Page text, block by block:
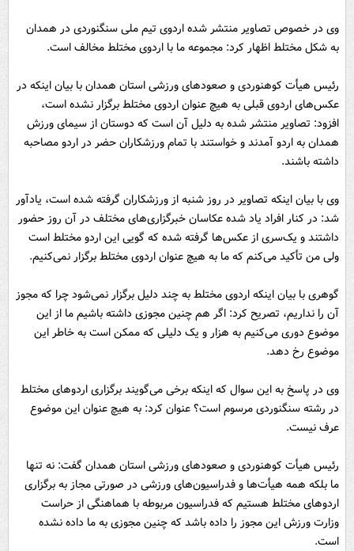
وی در خصوص تصاویر منتشر شده اردوی تیم ملی سنگنوردی در همدان
به شکل مختلط اظهار کرد: مجموعه ما با اردوی مختلط مخالف است.
رئیس هیأت کوهنوردی و صعودهای ورزشی استان همدان با بیان اینکه در
عکس‌های اردوی قبلی به هیچ عنوان اردوی مختلط برگزار نشده است،
افزود: تصاویر منتشر شده به دلیل آن است که دوستان از سیمای ورزش
همدان به اردو آمدند و خواستند با تمام ورزشکاران حضر در اردو مصاحبه
داشته باشند.
وی با بیان اینکه تصاویر در روز شنبه از ورزشکاران گرفته شده است، یادآور
شد: در کنار افراد یاد شده عکاسان خبرگزاری‌های مختلف در آن روز حضور
داشتند و یک‌سری از عکس‌ها گرفته شده که گویی این اردو مختلط است
ولی من تأکید می‌کنم که ما به هیچ عنوان اردوی مختلط برگزار نمی‌کنیم.
گوهری با بیان اینکه اردوی مختلط به چند دلیل برگزار نمی‌شود چرا که مجوز
آن را نداریم، تصریح کرد: اگر هم چنین مجوزی داشته باشیم ما از این
موضوع دوری می‌کنیم به هزار و یک دلیلی که ممکن است به خاطر این
موضوع رخ دهد.
وی در پاسخ به این سوال که اینکه برخی می‌گویند برگزاری اردوهای مختلط
در رشته سنگنوردی مرسوم است؟ عنوان کرد: به هیچ عنوان این موضوع
عرف نیست.
رئیس هیأت کوهنوردی و صعودهای ورزشی استان همدان گفت: نه تنها
ما بلکه همه هیأت‌ها و فدراسیون‌های ورزشی در صورتی مجاز به برگزاری
اردوهای مختلط هستیم که فدراسیون مربوطه با هماهنگی از حراست
وزارت ورزش این مجوز را داده باشد که چنین مجوزی به ما داده نشده
است.